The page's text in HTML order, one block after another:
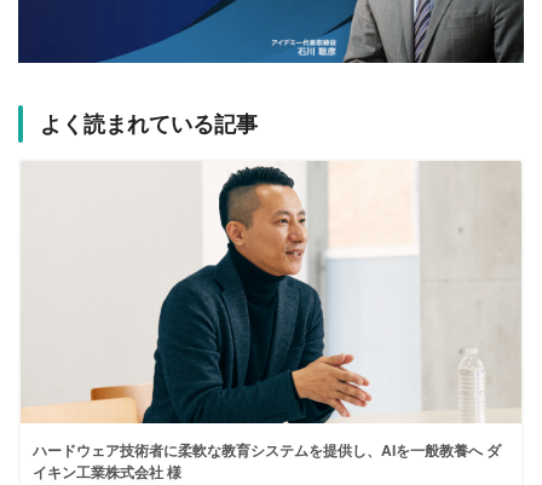
よく読まれている記事
ハードウェア技術者に柔軟な教育システムを提供し、AIを一般教養へ ダ
イキン工業株式会社 様